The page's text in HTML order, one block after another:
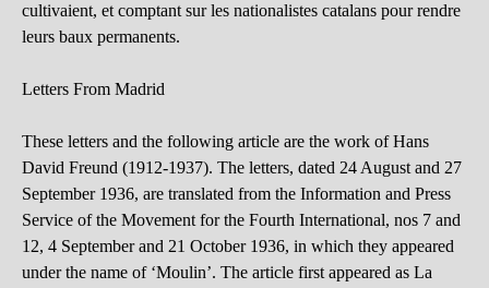
cultivaient, et comptant sur les nationalistes catalans pour rendre
leurs baux permanents.
Letters From Madrid
These letters and the following article are the work of Hans
David Freund (1912-1937). The letters, dated 24 August and 27
September 1936, are translated from the Information and Press
Service of the Movement for the Fourth International, nos 7 and
12, 4 September and 21 October 1936, in which they appeared
under the name of ‘Moulin’. The article first appeared as La